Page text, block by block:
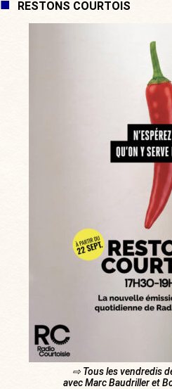
RESTONS COURTOIS
⇨ Tous les vendredis
avec Marc Baudriller et